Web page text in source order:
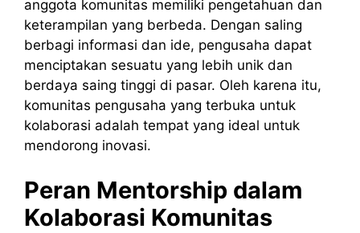
anggota komunitas memiliki pengetahuan dan
keterampilan yang berbeda. Dengan saling
berbagi informasi dan ide, pengusaha dapat
menciptakan sesuatu yang lebih unik dan
berdaya saing tinggi di pasar. Oleh karena itu,
komunitas pengusaha yang terbuka untuk
kolaborasi adalah tempat yang ideal untuk
mendorong inovasi.
Peran Mentorship dalam
Kolaborasi Komunitas